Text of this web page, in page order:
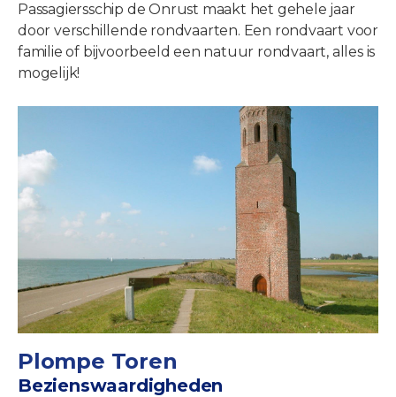
Passagiersschip de Onrust maakt het gehele jaar
door verschillende rondvaarten. Een rondvaart voor
familie of bijvoorbeeld een natuur rondvaart, alles is
mogelijk!
Plompe Toren
Bezienswaardigheden